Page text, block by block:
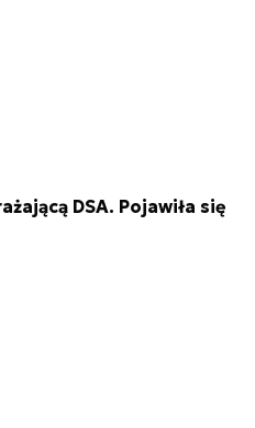
DSA. Pojawiła się